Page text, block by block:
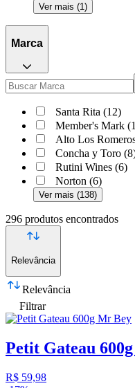
Ver mais (1)
Marca
Santa Rita (12)
Member's Mark
Alto Los
Concha y Toro
Rutini Wines (6)
Norton (6)
Ver mais (138)
296 produtos encontrados
Relevância
Relevância
Filtrar
Petit Gateau
R$ 59,98